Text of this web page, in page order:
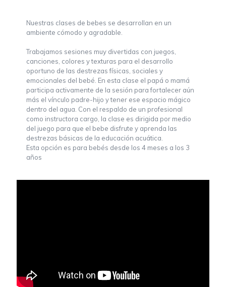
Nuestras clases de bebes se desarrollan en un
ambiente cómodo y agradable.
Trabajamos sesiones muy divertidas con juegos,
canciones, colores y texturas para el desarrollo
oportuno de las destrezas físicas, sociales y
emocionales del bebé. En esta clase el papá o mamá
participa activamente de la sesión para fortalecer aún
más el vínculo padre-hijo y tener ese espacio mágico
dentro del agua. Con el respaldo de un profesional
como instructora cargo, la clase es dirigida por medio
del juego para que el bebe disfrute y aprenda las
destrezas básicas de la educación acuática.
Esta opción es para bebés desde los 4 meses a los 3
años